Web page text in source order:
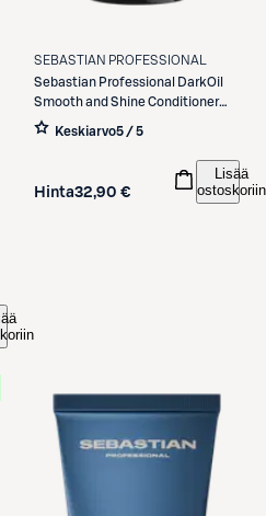
SEBASTIAN PROFESSIONAL
Sebastian Professional
DarkOil
Smooth and Shine Conditioner
200ml
Keskiarvo5 / 5
Hinta32,90 €
Lisää
ostoskoriin